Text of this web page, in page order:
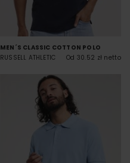
MEN´S CLASSIC COTTON POLO
RUSSELL ATHLETIC
Od 30.52 zł netto